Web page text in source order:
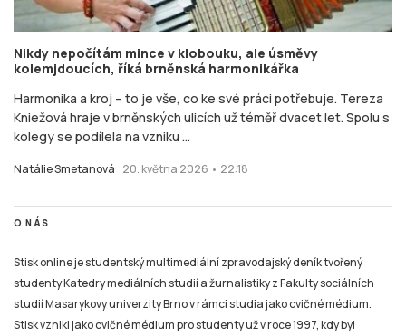
Nikdy nepočítám mince v klobouku, ale úsměvy
kolemjdoucích, říká brněnská harmonikářka
Harmonika a kroj – to je vše, co ke své práci potřebuje. Tereza
Kniežová hraje v brněnských ulicích už téměř dvacet let. Spolu s
kolegy se podílela na vzniku ...
Natálie Smetanová 20. května 2026 • 22:18
O NÁS
Stisk online je studentský multimediální zpravodajský deník tvořený
studenty Katedry mediálních studií a žurnalistiky z Fakulty sociálních
studií Masarykovy univerzity Brno v rámci studia jako cvičné médium.
Stisk vznikl jako cvičné médium pro studenty už v roce 1997, kdy byl